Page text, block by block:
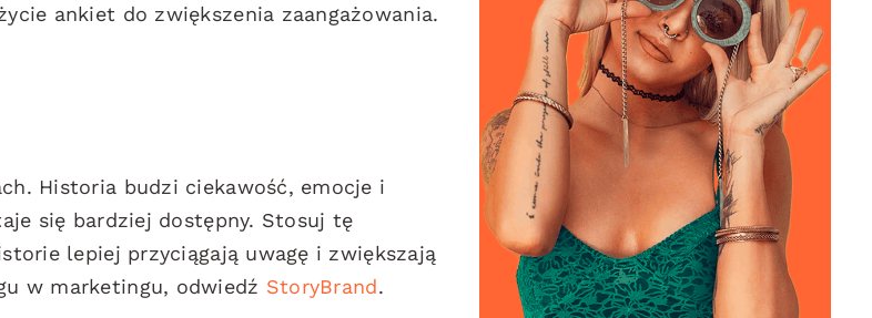
ankiet do zwiększenia zaangażowania.
Historia budzi ciekawość, emocje i
się bardziej dostępny. Stosuj tę
lepiej przyciągają uwagę i zwiększają
w marketingu, odwiedź StoryBrand.